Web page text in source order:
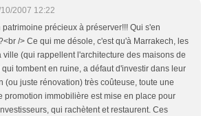
2007 12:22
patrimoine précieux à préserver!!! Qui s'en
/> Ce qui me désole, c'est qu'à Marrakech, les
ville (qui rappellent l'architecture des maisons de
qui tombent en ruine, a défaut d'investir dans leur
(ou juste rénovation) très coûteuse, toute une
promotion immobilière est mise en place pour
qui rachètent et restaurent. Ces